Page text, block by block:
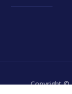
Copyright ©